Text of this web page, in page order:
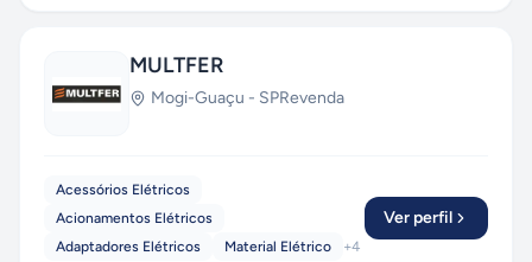
MULTFER
Mogi-Guaçu - SPRevenda
Acessórios Elétricos
Acionamentos Elétricos
Adaptadores Elétricos
Material Elétrico +4
Ver perfil